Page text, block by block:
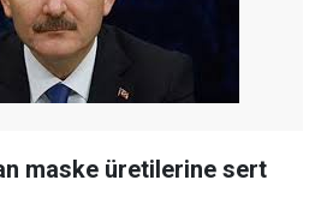
maske üretilerine sert